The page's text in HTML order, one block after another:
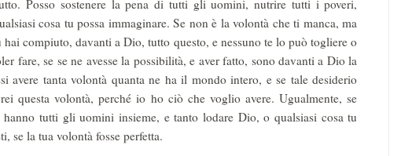
Posso sostenere la pena di tutti gli uomini, nutrire tutti i poveri,
cosa tu possa immaginare. Se non è la volontà che ti manca, ma
compiuto, davanti a Dio, tutto questo, e nessuno te lo può togliere o
fare, se se ne avesse la possibilità, e aver fatto, sono davanti a Dio la
avere tanta volontà quanta ne ha il mondo intero, e se tale desiderio
questa volontà, perché io ho ciò che voglio avere. Ugualmente, se
hanno tutti gli uomini insieme, e tanto lodare Dio, o qualsiasi cosa tu
se la tua volontà fosse perfetta.